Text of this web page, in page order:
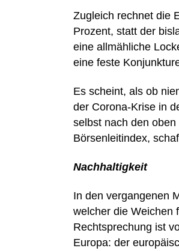
Zugleich rechnet die
Prozent, statt der
eine allmähliche
eine feste
Es scheint, als ob
der Corona-Krise in
selbst nach den
Börsenleitindex,
Nachhaltigkeit
In den vergangenen
welcher die Weichen
Rechtsprechung ist
Europa: der